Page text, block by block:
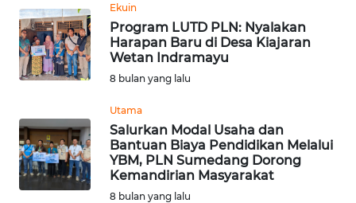
Ekuin
Program LUTD PLN: Nyalakan
Harapan Baru di Desa Kiajaran
Wetan Indramayu
8 bulan yang lalu
Utama
Salurkan Modal Usaha dan
Bantuan Biaya Pendidikan Melalui
YBM, PLN Sumedang Dorong
Kemandirian Masyarakat
8 bulan yang lalu
WN
KEPRI
WN
PAPUA
BARAT